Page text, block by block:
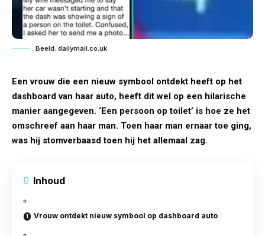
Beeld: dailymail.co.uk
Een vrouw die een nieuw symbool ontdekt heeft op het
dashboard van haar auto, heeft dit wel op een hilarische
manier aangegeven. ‘Een persoon op toilet’ is hoe ze het
omschreef aan haar man. Toen haar man ernaar toe ging,
was hij stomverbaasd toen hij het allemaal zag.
Inhoud
Vrouw ontdekt nieuw symbool op dashboard auto